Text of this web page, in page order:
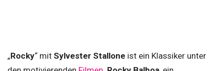
„Rocky“ mit Sylvester Stallone ist ein Klassiker unter